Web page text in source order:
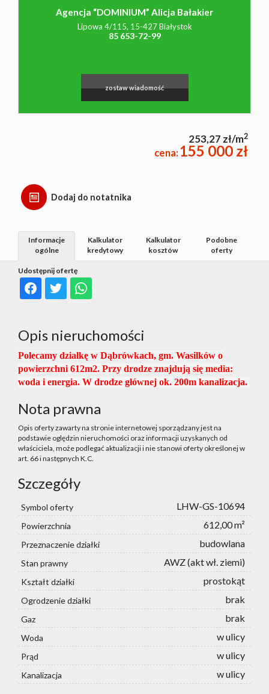
Agencja “DOMINIUM” Alicja Bałakier
Lipowa 4/115, 15-427 Białystok
85 653-72-99
zostaw wiadomość
253,27 zł/m2
cena:155 000 zł
Dodaj do notatnika
Udostępnij ofertę
Informacje
ogólne
Kalkulator
kredytowy
Kalkulator
kosztów
Podobne
oferty
Opis nieruchomości
Polecamy działkę w Dąbrówkach, gm. Wasilków o
powierzchni 612m2. Przy drodze znajdują się media:
woda i energia. W drodze głównej ok. 200m kanalizacja.
Nota prawna
Opis oferty zawarty na stronie internetowej sporządzany jest na
podstawie oględzin nieruchomości oraz informacji uzyskanych od
właściciela, może podlegać aktualizacji i nie stanowi oferty określonej w
art. 66 i następnych K.C.
Szczegóły
Symbol oferty LHW-GS-10694
Powierzchnia 612,00 m²
Przeznaczenie działki budowlana
Stan prawny AWZ (akt wł. ziemi)
Kształt działki prostokąt
Ogrodzenie działki brak
Gaz brak
Woda w ulicy
Prąd w ulicy
Kanalizacja w ulicy